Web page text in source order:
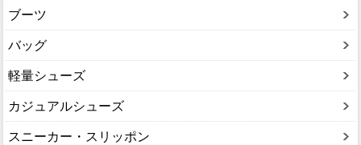
ブーツ
バッグ
軽量シューズ
カジュアルシューズ
スニーカー・スリッポン